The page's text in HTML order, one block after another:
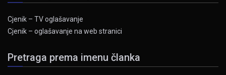
Cjenik – TV oglašavanje
Cjenik – oglašavanje na web stranici
Pretraga prema imenu članka